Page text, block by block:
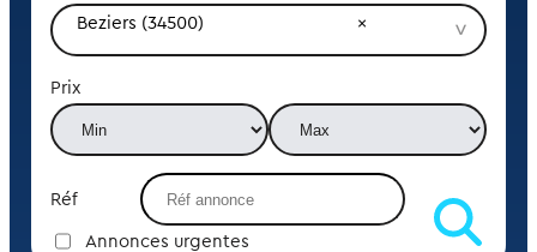
Beziers (34500)
Prix
Réf
Annonces urgentes